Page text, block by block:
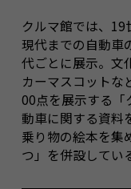
クルマ館では、19
現代までの自動車
代ごとに展示。文
カーマスコットな
00点を展示する「
動車に関する資料
乗り物の絵本を集
つ」を併設してい